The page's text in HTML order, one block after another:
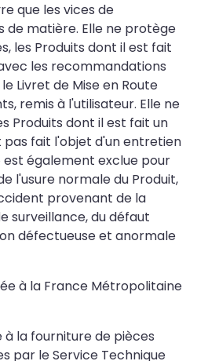
que les vices de
de matière. Elle ne protège
les Produits dont il est fait
les recommandations
Livret de Mise en Route
remis à l'utilisateur. Elle ne
Produits dont il est fait un
pas fait l'objet d'un entretien
également exclue pour
l'usure normale du Produit,
provenant de la
surveillance, du défaut
défectueuse et anormale
à la France Métropolitaine
la fourniture de pièces
par le Service Technique